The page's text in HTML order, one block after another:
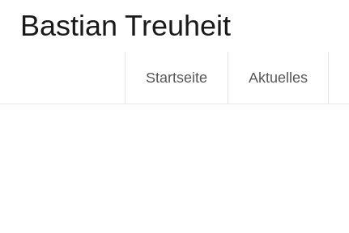
InhaltBastian Treuheit
Startseite Aktuelles